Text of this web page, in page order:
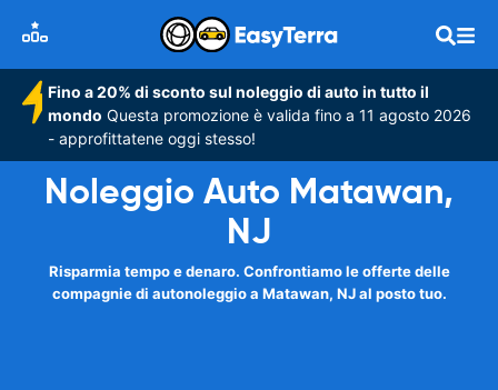
Fino a 20% di sconto sul noleggio di auto in tutto il
mondo Questa promozione è valida fino a 11 agosto 2026
- approfittatene oggi stesso!
Noleggio Auto Matawan,
NJ
Risparmia tempo e denaro. Confrontiamo le offerte delle
compagnie di autonoleggio a Matawan, NJ al posto tuo.